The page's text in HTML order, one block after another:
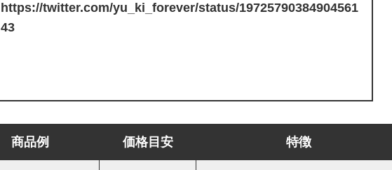
https://twitter.com/yu_ki_forever/status/19725790384904561
43
商品例 価格目安 特徴